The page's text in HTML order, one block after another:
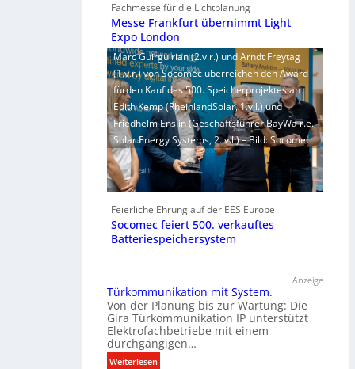
Fachmesse für die Lichtplanung
Messe Frankfurt übernimmt Light
Expo London
Marc Guirguirian (2.v.r.) und Arndt Freytag
(1.v.r.) von Socomec überreichen den Award
fürden Kauf des 500. Speicherprojektes an
Edith Kemp (RheinlandSolar, 1.v.l.) und
Friedhelm Enslin (Geschäftsführer BayWa r.e.
Solar Energy Systems, 2. v.l.) – Bild: Socomec
Feierliche Ehrung auf der EES Europe
Socomec feiert 500. verkauftes
Batteriespeichersystem
Anzeige
Türkommunikation mit System.
Von der Planung bis zur Wartung: Die
Gira Türkommunikation IP unterstützt
Elektrofachbetriebe mit einem
durchgängigen…
Weiterlesen: